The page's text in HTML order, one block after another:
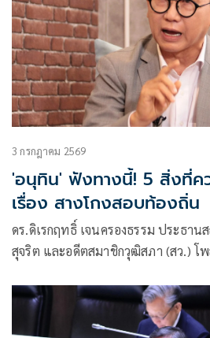
3 กรกฎาคม 2569
'อนุทิน' ฟังทางนี้! 5 สิ่งที่ค
เรื่อง สางโกงสอบท้องถิ่น
ดร.ดิเรกฤทธิ์ เจนครองธรรม ประธา
สุจริต และอดีตสมาชิกวุฒิสภา (สว.) โ